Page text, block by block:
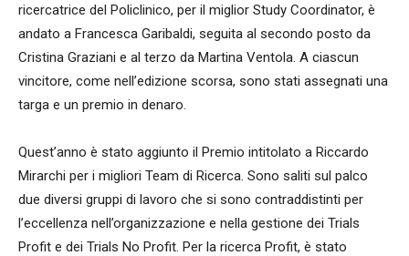
ricercatrice del Policlinico, per il miglior Study Coordinator, è
andato a Francesca Garibaldi, seguita al secondo posto da
Cristina Graziani e al terzo da Martina Ventola. A ciascun
vincitore, come nell’edizione scorsa, sono stati assegnati una
targa e un premio in denaro.
Quest’anno è stato aggiunto il Premio intitolato a Riccardo
Mirarchi per i migliori Team di Ricerca. Sono saliti sul palco
due diversi gruppi di lavoro che si sono contraddistinti per
l’eccellenza nell’organizzazione e nella gestione dei Trials
Profit e dei Trials No Profit. Per la ricerca Profit, è stato